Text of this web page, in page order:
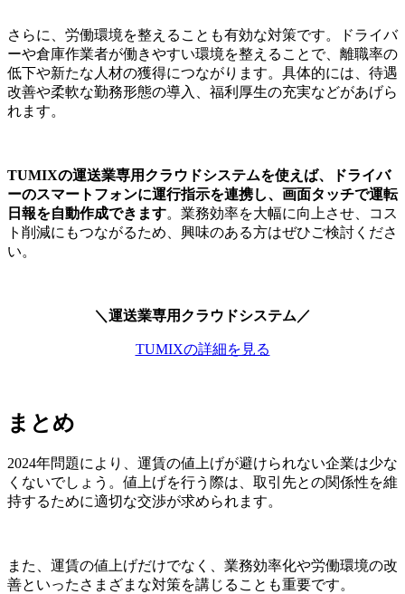
さらに、労働環境を整えることも有効な対策です。ドライバ
ーや倉庫作業者が働きやすい環境を整えることで、離職率の
低下や新たな人材の獲得につながります。具体的には、待遇
改善や柔軟な勤務形態の導入、福利厚生の充実などがあげら
れます。
TUMIXの運送業専用クラウドシステムを使えば、ドライバ
ーのスマートフォンに運行指示を連携し、画面タッチで運転
日報を自動作成できます。業務効率を大幅に向上させ、コス
ト削減にもつながるため、興味のある方はぜひご検討くださ
い。
＼運送業専用クラウドシステム／
TUMIXの詳細を見る
まとめ
2024年問題により、運賃の値上げが避けられない企業は少な
くないでしょう。値上げを行う際は、取引先との関係性を維
持するために適切な交渉が求められます。
また、運賃の値上げだけでなく、業務効率化や労働環境の改
善といったさまざまな対策を講じることも重要です。